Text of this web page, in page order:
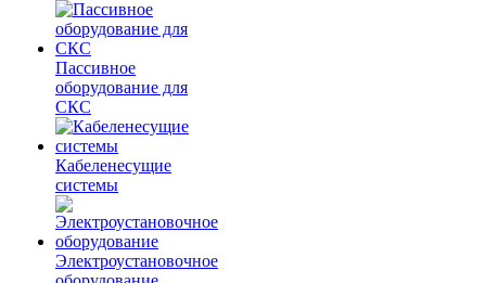
Пассивное
оборудование для
СКС
Кабеленесущие
системы
Электроустановочное